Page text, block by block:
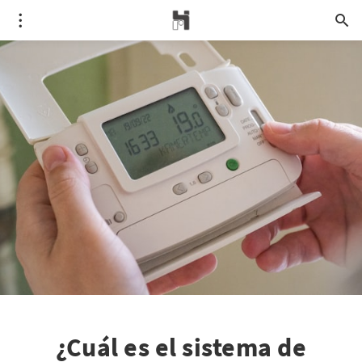
¿Cuál es el sistema de